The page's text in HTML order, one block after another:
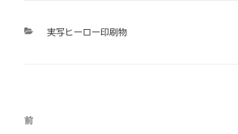
カ
実写ヒーロー印刷物
投
過
前